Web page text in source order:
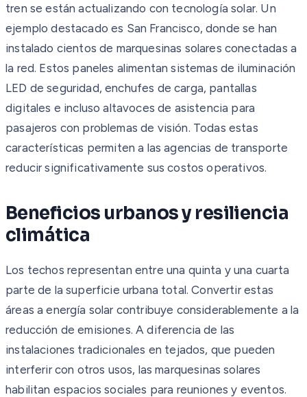
tren se están actualizando con tecnología solar. Un
ejemplo destacado es San Francisco, donde se han
instalado cientos de marquesinas solares conectadas a
la red. Estos paneles alimentan sistemas de iluminación
LED de seguridad, enchufes de carga, pantallas
digitales e incluso altavoces de asistencia para
pasajeros con problemas de visión. Todas estas
características permiten a las agencias de transporte
reducir significativamente sus costos operativos.
Beneficios urbanos y resiliencia
climática
Los techos representan entre una quinta y una cuarta
parte de la superficie urbana total. Convertir estas
áreas a energía solar contribuye considerablemente a la
reducción de emisiones. A diferencia de las
instalaciones tradicionales en tejados, que pueden
interferir con otros usos, las marquesinas solares
habilitan espacios sociales para reuniones y eventos.